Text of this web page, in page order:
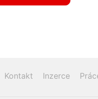
Kontakt Inzerce